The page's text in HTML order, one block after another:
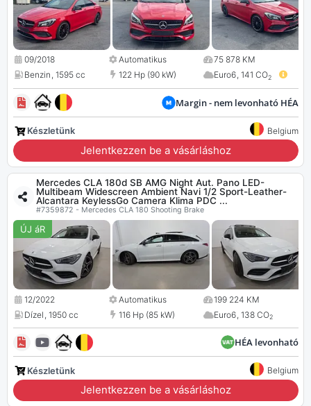
09/2018 Automatikus
75 878 KM
Benzin, 1595 cc 122 Hp (90 kW) Euro6, 141 CO2
Margin - nem levonható HÉA
Készletünk Belgium
Jelentkezzen be a vásárláshoz
Mercedes CLA 180d SB AMG Night Aut. Pano LED-
Multibeam Widescreen Ambient Navi 1/2 Sport-Leather-
Alcantara KeylessGo Camera Klima PDC ...
#7359872 - Mercedes CLA 180 Shooting Brake
ÚJ áR
12/2022 Automatikus
199 224 KM
Dízel, 1950 cc 116 Hp (85 kW) Euro6, 138 CO2
HÉA levonható
Készletünk Belgium
Jelentkezzen be a vásárláshoz